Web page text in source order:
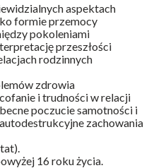
aspektach
formie przemocy
pokoleniami
przeszłości
rodzinnych
zdrowia
i trudności w relacji
poczucie samotności i
zachowania
16 roku życia.